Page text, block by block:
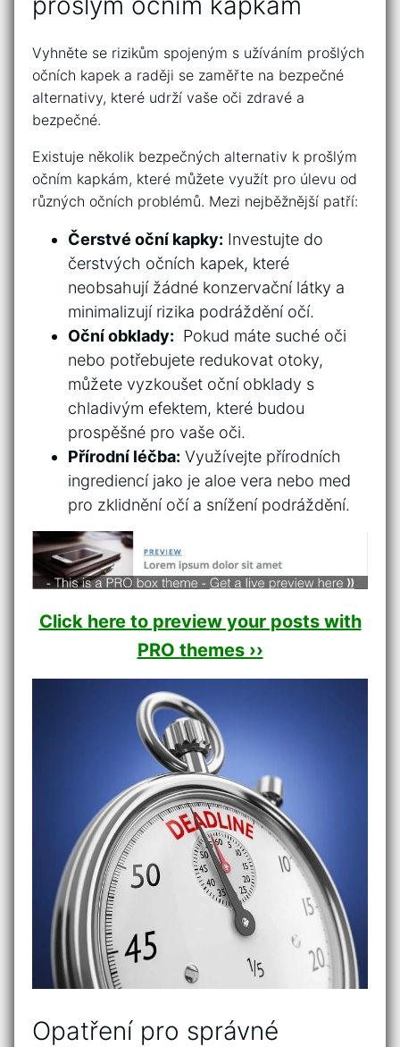
Vyhněte se rizikům spojeným s užíváním prošlých
očních kapek a raději se zaměřte na ⁢bezpečné
alternativy, které udrží vaše oči zdravé a
bezpečné.
Existuje‍ několik bezpečných alternativ ‌k prošlým
očním kapkám, které můžete využít pro úlevu od
různých očních problémů. Mezi nejběžnější patří:
Čerstvé oční kapky: Investujte do
čerstvých očních kapek, které
‌neobsahují žádné konzervační látky a
minimalizují rizika podráždění očí.
Oční obklady: ⁢ Pokud máte ⁤suché oči
nebo⁢ potřebujete redukovat otoky,
můžete vyzkoušet oční obklady s
chladivým efektem, které ⁢budou
prospěšné ⁣pro‍ vaše oči.
Přírodní léčba: Využívejte‌ přírodních‍
ingrediencí jako‍ je aloe vera nebo med
pro zklidnění očí a snížení ‍podráždění.
Click here to preview your posts with
PRO themes ››
Opatření pro správné